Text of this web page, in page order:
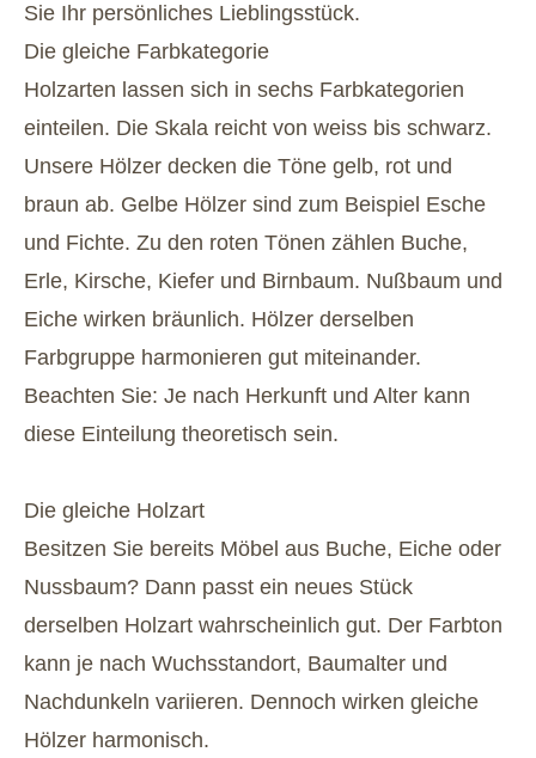
Sie Ihr persönliches Lieblingsstück.
Die gleiche Farbkategorie
Holzarten lassen sich in sechs Farbkategorien
einteilen. Die Skala reicht von weiss bis schwarz.
Unsere Hölzer decken die Töne gelb, rot und
braun ab. Gelbe Hölzer sind zum Beispiel Esche
und Fichte. Zu den roten Tönen zählen Buche,
Erle, Kirsche, Kiefer und Birnbaum. Nußbaum und
Eiche wirken bräunlich. Hölzer derselben
Farbgruppe harmonieren gut miteinander.
Beachten Sie: Je nach Herkunft und Alter kann
diese Einteilung theoretisch sein.
Die gleiche Holzart
Besitzen Sie bereits Möbel aus Buche, Eiche oder
Nussbaum? Dann passt ein neues Stück
derselben Holzart wahrscheinlich gut. Der Farbton
kann je nach Wuchsstandort, Baumalter und
Nachdunkeln variieren. Dennoch wirken gleiche
Hölzer harmonisch.